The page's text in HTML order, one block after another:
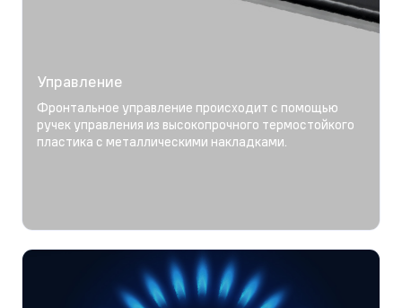
Управление
Фронтальное управление происходит с помощью
ручек управления из высокопрочного термостойкого
пластика с металлическими накладками.